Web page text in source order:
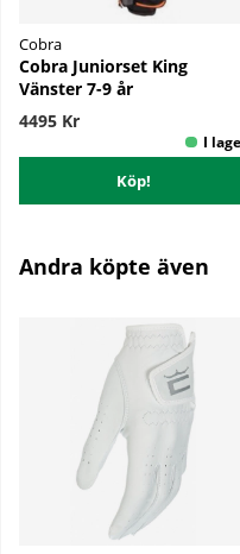
Cobra
Cobra Juniorset King
Vänster 7-9 år
4495 Kr
Köp!
Andra köpte även